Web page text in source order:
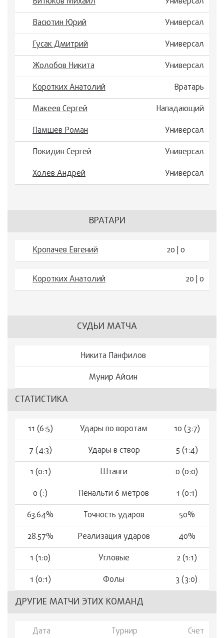
Васютин Юрий
Универсал
Гусак Дмитрий
Универсал
Жолобов Никита
Универсал
Коротких Анатолий
Вратарь
Макеев Сергей
Нападающий
Памшев Роман
Универсал
Покидин Сергей
Универсал
Холев Андрей
Универсал
ВРАТАРИ
Кропачев Евгений 20 | 0
Коротких Анатолий 20 | 0
СУДЬИ МАТЧА
Никита Панфилов
Мунир Айсин
СТАТИСТИКА
11 (6:5) Удары по воротам
10 (3:7)
7 (4:3)
Удары в створ
5 (1:4)
1 (0:1)
Штанги
0 (0:0)
0 (:)
Пенальти 6 метров
1 (0:1)
63.64%
Точность ударов
50%
28.57%
Реализация ударов
40%
1 (1:0)
Угловые
2 (1:1)
1 (0:1)
Фолы 3 (3:0)
ДРУГИЕ МАТЧИ ЭТИХ КОМАНД
Дата Турнир Счет